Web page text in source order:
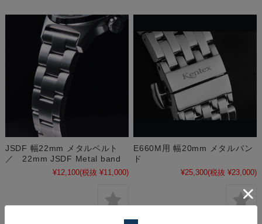
JSDF 幅22mm メタルベルト
／ 22mm JSDF Metal band
¥12,100(税抜 ¥11,000)
E660M用 幅20mm メタルバン
ド
¥25,300(税抜 ¥23,000)